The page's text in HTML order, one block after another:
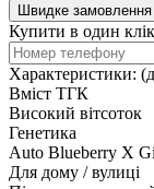
Швидке замовлення
Купити в один клік
Характеристики:
Вміст ТГК
Високий вітсоток
Генетика
Auto Blueberry X
Для дому / вулиці